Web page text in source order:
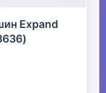
Expand